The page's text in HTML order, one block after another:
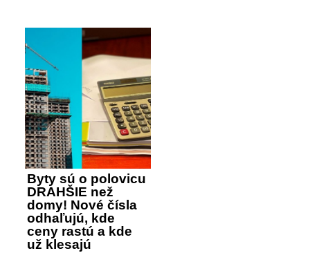
Byty sú o polovicu
DRAHŠIE než
domy! Nové čísla
odhaľujú, kde
ceny rastú a kde
už klesajú